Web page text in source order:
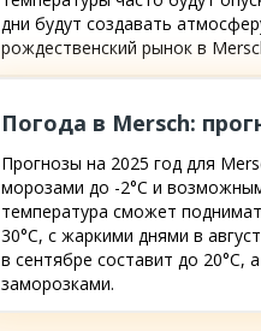
дни будут создавать
рождественский рынок в
Погода в Mersch:
Прогнозы на 2025 год для
морозами до -2°C и
температура сможет
30°C, с жаркими днями в
в сентябре составит до
заморозками.